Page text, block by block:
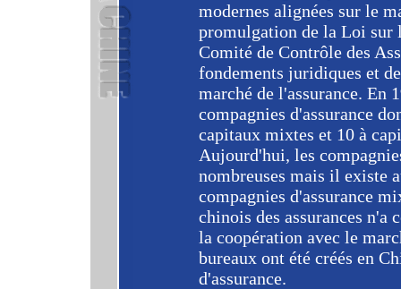
modernes alignées sur le
promulgation de la Loi sur
Comité de Contrôle des
fondements juridiques et
marché de l'assurance. En
compagnies d'assurance
capitaux mixtes et 10 à
Aujourd'hui, les
nombreuses mais il existe
compagnies d'assurance
chinois des assurances n'a
la coopération avec le
bureaux ont été créés en
d'assurance.